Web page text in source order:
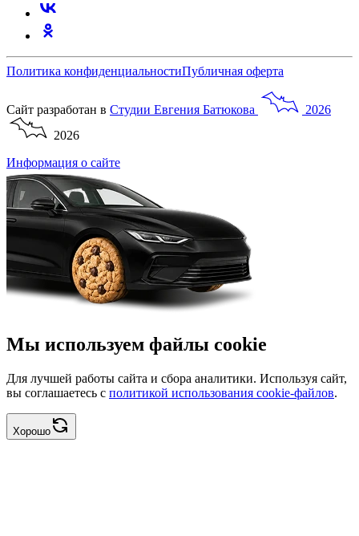
Политика конфиденциальностиПубличная оферта
Сайт разработан в Студии Евгения Батюкова
2026
2026
Информация о сайте
Мы используем файлы cookie
Для лучшей работы сайта и сбора аналитики. Используя сайт,
вы соглашаетесь с политикой использования cookie-файлов.
Хорошо